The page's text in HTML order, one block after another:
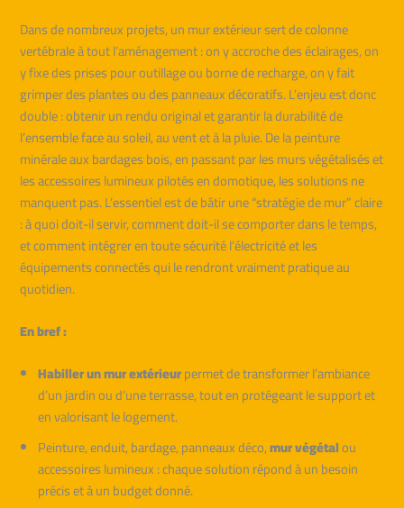
Dans de nombreux projets, un mur extérieur sert de colonne
vertébrale à tout l’aménagement : on y accroche des éclairages, on
y fixe des prises pour outillage ou borne de recharge, on y fait
grimper des plantes ou des panneaux décoratifs. L’enjeu est donc
double : obtenir un rendu original et garantir la durabilité de
l’ensemble face au soleil, au vent et à la pluie. De la peinture
minérale aux bardages bois, en passant par les murs végétalisés et
les accessoires lumineux pilotés en domotique, les solutions ne
manquent pas. L’essentiel est de bâtir une “stratégie de mur” claire
: à quoi doit-il servir, comment doit-il se comporter dans le temps,
et comment intégrer en toute sécurité l’électricité et les
équipements connectés qui le rendront vraiment pratique au
quotidien.
En bref :
Habiller un mur extérieurpermet de transformer l’ambiance
d’un jardin ou d’une terrasse, tout en protégeant le support et
en valorisant le logement.
Peinture, enduit, bardage, panneaux déco,mur végétalou
accessoires lumineux : chaque solution répond à un besoin
précis et à un budget donné.